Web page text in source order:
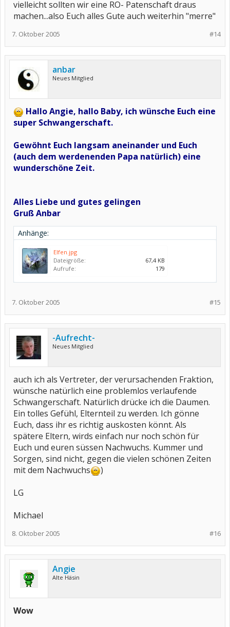
vielleicht sollten wir eine RO- Patenschaft draus
machen...also Euch alles Gute auch weiterhin "merre"
#14
7. Oktober 2005
anbar
Neues Mitglied
Hallo Angie, hallo Baby, ich wünsche Euch eine
super Schwangerschaft.
Gewöhnt Euch langsam aneinander und Euch
(auch dem werdenenden Papa natürlich) eine
wunderschöne Zeit.
Alles Liebe und gutes gelingen
Gruß Anbar
Anhänge:
Elfen.jpg
Dateigröße:
67,4 KB
Aufrufe:
179
#15
7. Oktober 2005
-Aufrecht-
Neues Mitglied
auch ich als Vertreter, der verursachenden Fraktion,
wünsche natürlich eine problemlos verlaufende
Schwangerschaft. Natürlich drücke ich die Daumen.
Ein tolles Gefühl, Elternteil zu werden. Ich gönne
Euch, dass ihr es richtig auskosten könnt. Als
spätere Eltern, wirds einfach nur noch schön für
Euch und euren süssen Nachwuchs. Kummer und
Sorgen, sind nicht, gegen die vielen schönen Zeiten
mit dem Nachwuchs
)
LG
Michael
#16
8. Oktober 2005
Angie
Alte Häsin
Wow